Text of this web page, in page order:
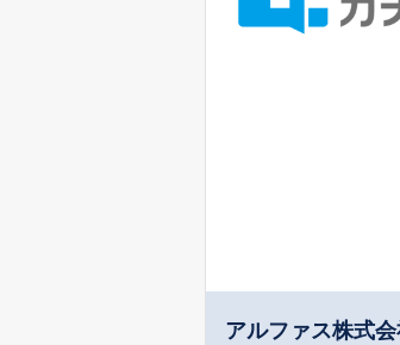
アルファス株式